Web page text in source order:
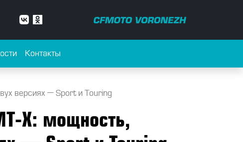
Контакты
версиях — Sport и Touring
X: мощность,